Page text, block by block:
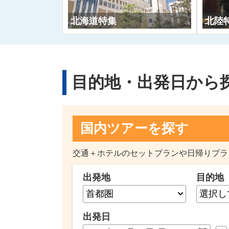
北海道特集 北陸
目的地・出発日から
国内ツアーを探す
交通＋ホテルのセットプランや日帰りプ
出発地 目的地
出発日